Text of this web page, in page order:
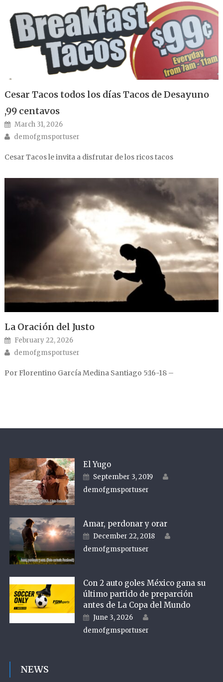
Cesar Tacos todos los días Tacos de Desayuno
,99 centavos
Posted on
March 31, 2026
Author
demofgmsportuser
Cesar Tacos le invita a disfrutar de los ricos tacos
La Oración del Justo
Posted on
February 22, 2026
Author
demofgmsportuser
Por Florentino García Medina Santiago 5:16-18 –
El Yugo
Posted on
September 3, 2019
demofgmsportuser
Amar, perdonar y orar
Posted on
December 22, 2018
demofgmsportuser
Con 2 auto goles México gana su
último partido de preparción
antes de La Copa del Mundo
Posted on
June 3, 2026
demofgmsportuser
NEWS